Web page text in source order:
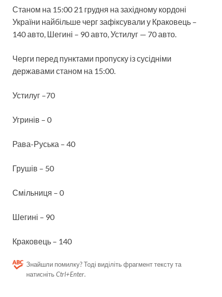
Станом на 15:00 21 грудня на західному кордоні
України найбільше черг зафіксували у Краковець –
140 авто, Шегині – 90 авто, Устилуг — 70 авто.
Черги перед пунктами пропуску із сусідніми
державами станом на 15:00.
Устилуг –70
Угринів – 0
Рава-Руська – 40
Грушів – 50
Смільниця – 0
Шегині – 90
Краковець – 140
Знайшли помилку? Тоді виділіть фрагмент тексту та
натисніть Ctrl+Enter.